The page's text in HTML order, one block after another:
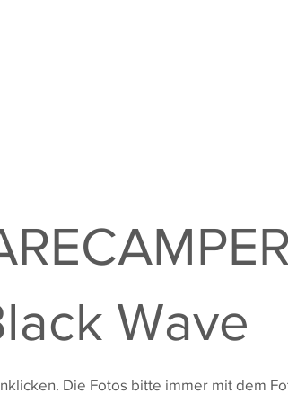
Wave
Die Fotos bitte immer mit dem